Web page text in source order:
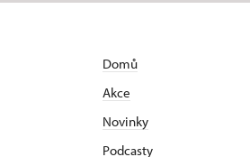
Domů
Akce
Novinky
Podcasty